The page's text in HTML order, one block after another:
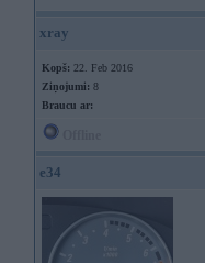
xray
Kopš: 22. Feb 2016
Ziņojumi: 8
Braucu ar:
e34